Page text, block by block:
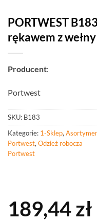
PORTWEST
rękawem z
Producent:
Portwest
SKU: B183
Kategorie: 1-Sklep,
Portwest,Odzież robocza
Portwest
189,44zł